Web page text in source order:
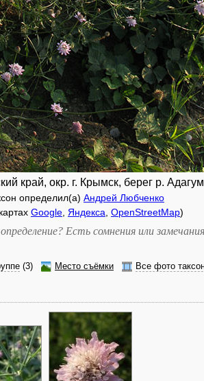
край, окр. г. Крымск, берег р.
определил(а) Андрей Любченко
Google Яндекса OpenStreetMap)
Есть сомнения или
(3) Место съёмки Все фото